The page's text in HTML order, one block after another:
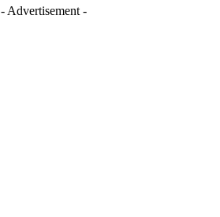
- Advertisement -